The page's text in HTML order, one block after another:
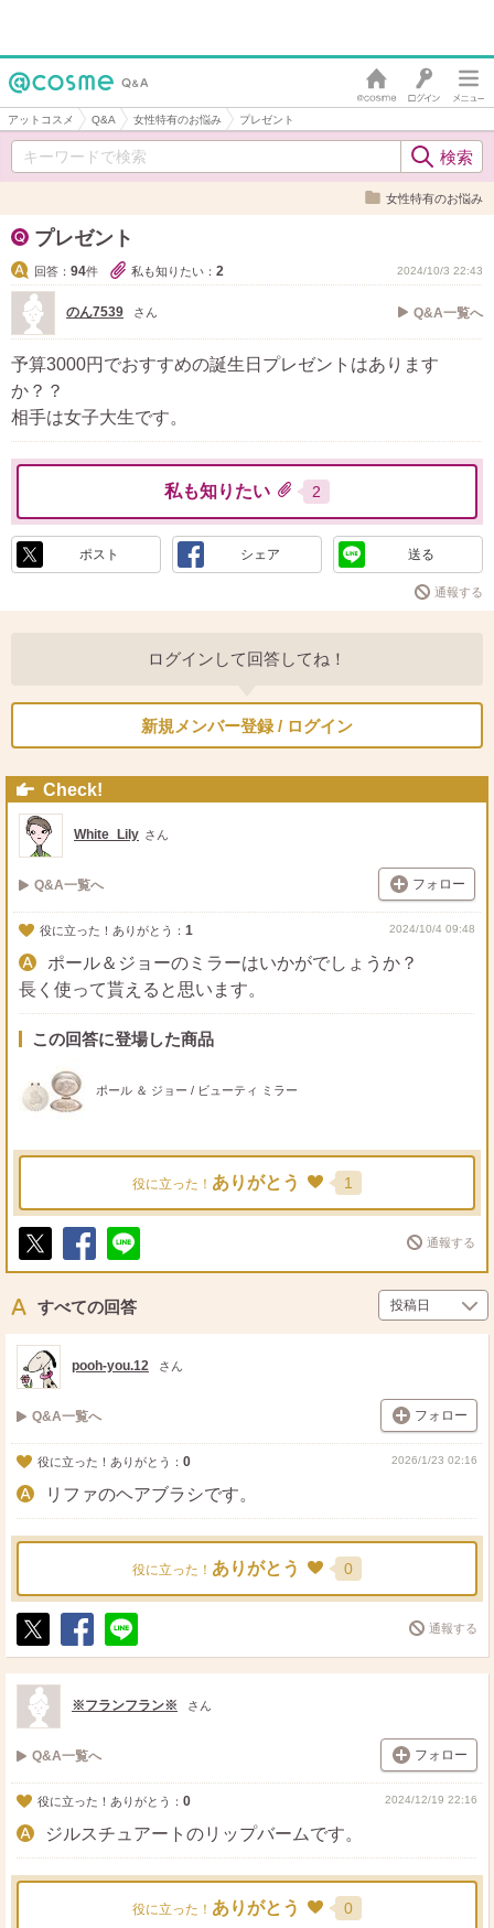
アットコスメ Q&A 女性特有のお悩み プレゼント
女性特有のお悩み
プレゼント
回答： 94件 私も知りたい： 2 2024/10/3 22:43
のん7539 さん Q&A一覧へ
予算3000円でおすすめの誕生日プレゼントはあります
か？？
相手は女子大生です。
私も知りたい 2
ポスト シェア 送る
通報する
ログインして回答してね！
新規メンバー登録 / ログイン
Check!
White_Lily さん
Q&A一覧へ フォロー
役に立った！ありがとう： 1 2024/10/4 09:48
ポール＆ジョーのミラーはいかがでしょうか？
長く使って貰えると思います。
この回答に登場した商品
ポール ＆ ジョー / ビューティ ミラー
役に立った！ ありがとう 1
ポ
ト
シ
ア
送
通報する
すべての回答
pooh-you.12 さん
Q&A一覧へ フォロー
役に立った！ありがとう： 0 2026/1/23 02:16
リファのヘアブラシです。
役に立った！ ありがとう 0
ポ
ス
ト
シ
ェ
送
る
通報する
※フランフラン※ さん
Q&A一覧へ フォロー
役に立った！ありがとう： 0 2024/12/19 22:16
ジルスチュアートのリップバームです。
役に立った！ ありがとう 0